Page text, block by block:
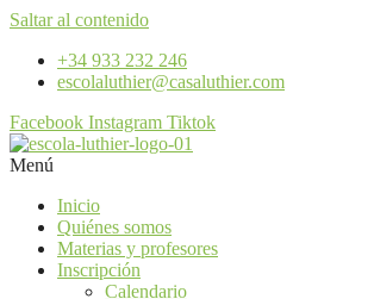
Saltar al contenido
+34 933 232 246
escolaluthier@casaluthier.com
Facebook Instagram Tiktok
Menú
Inicio
Quiénes somos
Materias y profesores
Inscripción
Calendario